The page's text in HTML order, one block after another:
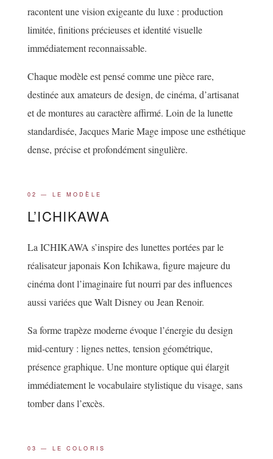
racontent une vision exigeante du luxe : production
limitée, finitions précieuses et identité visuelle
immédiatement reconnaissable.
Chaque modèle est pensé comme une pièce rare,
destinée aux amateurs de design, de cinéma, d’artisanat
et de montures au caractère affirmé. Loin de la lunette
standardisée, Jacques Marie Mage impose une esthétique
dense, précise et profondément singulière.
02 — LE MODÈLE
L’ICHIKAWA
La ICHIKAWA s’inspire des lunettes portées par le
réalisateur japonais Kon Ichikawa, figure majeure du
cinéma dont l’imaginaire fut nourri par des influences
aussi variées que Walt Disney ou Jean Renoir.
Sa forme trapèze moderne évoque l’énergie du design
mid-century : lignes nettes, tension géométrique,
présence graphique. Une monture optique qui élargit
immédiatement le vocabulaire stylistique du visage, sans
tomber dans l’excès.
03 — LE COLORIS